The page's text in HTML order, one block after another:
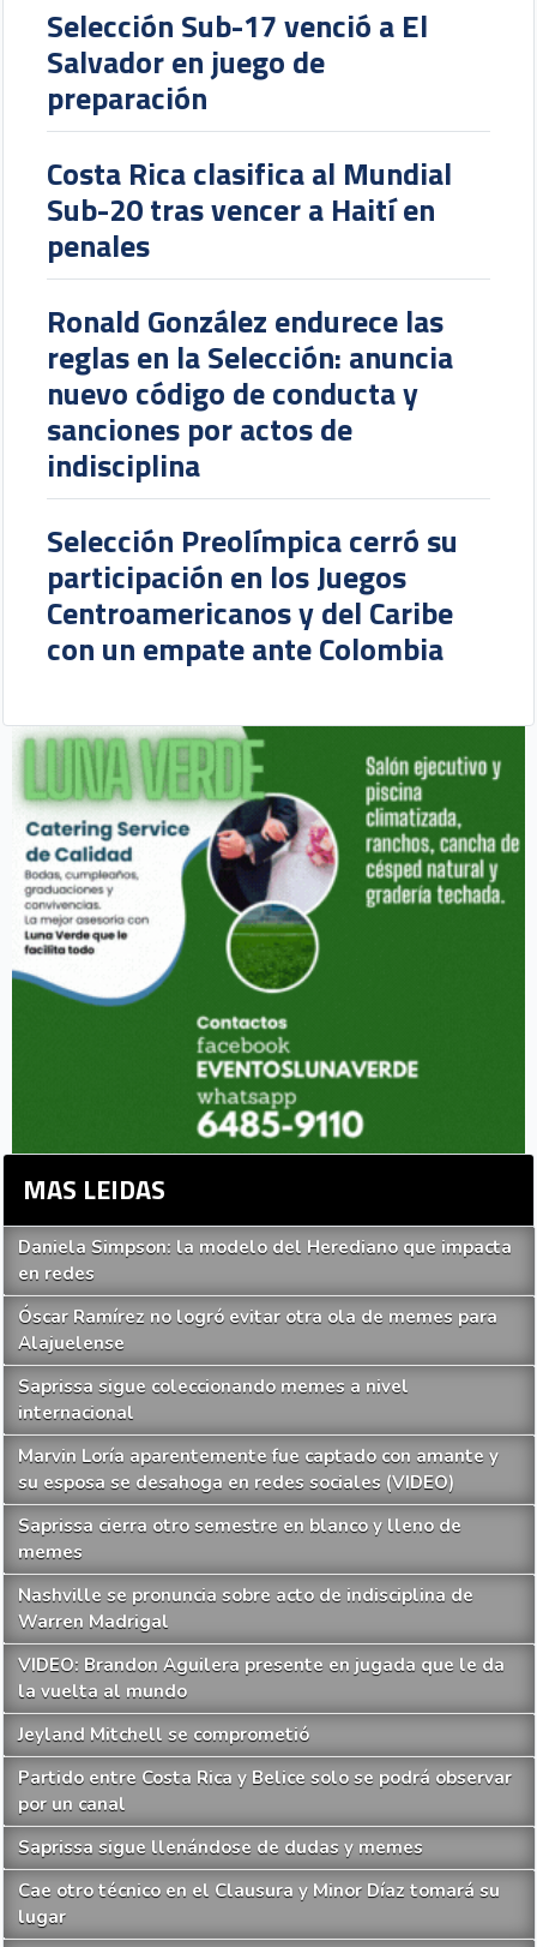
Selección Sub-17 venció a El
Salvador en juego de
preparación
Costa Rica clasifica al Mundial
Sub-20 tras vencer a Haití en
penales
Ronald González endurece las
reglas en la Selección: anuncia
nuevo código de conducta y
sanciones por actos de
indisciplina
Selección Preolímpica cerró su
participación en los Juegos
Centroamericanos y del Caribe
con un empate ante Colombia
MAS LEIDAS
Daniela Simpson: la modelo del Herediano que impacta
en redes
Óscar Ramírez no logró evitar otra ola de memes para
Alajuelense
Saprissa sigue coleccionando memes a nivel
internacional
Marvin Loría aparentemente fue captado con amante y
su esposa se desahoga en redes sociales (VIDEO)
Saprissa cierra otro semestre en blanco y lleno de
memes
Nashville se pronuncia sobre acto de indisciplina de
Warren Madrigal
VIDEO: Brandon Aguilera presente en jugada que le da
la vuelta al mundo
Jeyland Mitchell se comprometió
Partido entre Costa Rica y Belice solo se podrá observar
por un canal
Saprissa sigue llenándose de dudas y memes
Cae otro técnico en el Clausura y Minor Díaz tomará su
lugar